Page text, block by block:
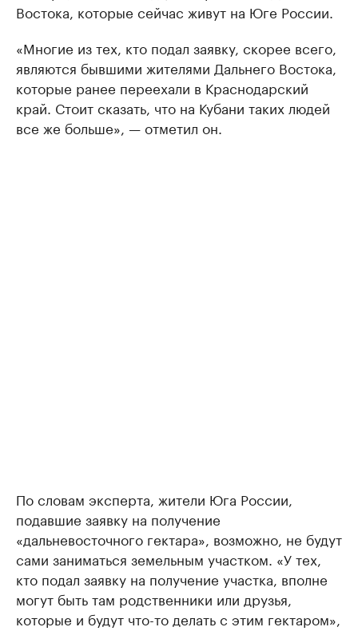
Востока, которые сейчас живут на Юге России.
«Многие из тех, кто подал заявку, скорее всего,
являются бывшими жителями Дальнего Востока,
которые ранее переехали в Краснодарский
край. Стоит сказать, что на Кубани таких людей
все же больше», — отметил он.
По словам эксперта, жители Юга России,
подавшие заявку на получение
«дальневосточного гектара», возможно, не будут
сами заниматься земельным участком. «У тех,
кто подал заявку на получение участка, вполне
могут быть там родственники или друзья,
которые и будут что-то делать с этим гектаром»,